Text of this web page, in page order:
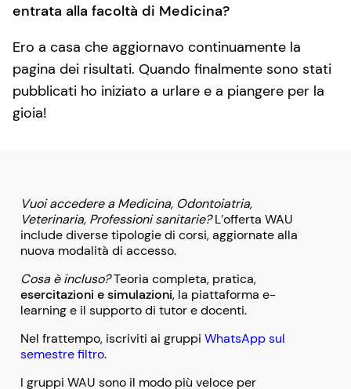
entrata alla facoltà di Medicina?
Ero a casa che aggiornavo continuamente la
pagina dei risultati. Quando finalmente sono stati
pubblicati ho iniziato a urlare e a piangere per la
gioia!
Vuoi accedere a Medicina, Odontoiatria,
Veterinaria, Professioni sanitarie?L’offerta WAU
include diverse tipologie di corsi, aggiornate alla
nuova modalità di accesso.
Cosa è incluso?Teoria completa, pratica,
esercitazioni e simulazioni, la piattaforma e-
learning e il supporto di tutor e docenti.
Nel frattempo, iscriviti ai gruppi WhatsApp sul
semestre filtro.
I gruppi WAU sono il modo più veloce per